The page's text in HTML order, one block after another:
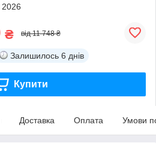
₴ від 11 748 ₴
Залишилось 6 днів
Купити
Доставка Оплата Умови